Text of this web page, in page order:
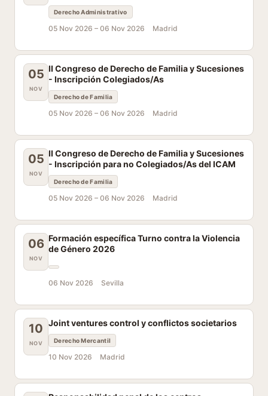
Derecho Administrativo
05 Nov 2026 – 06 Nov 2026 Madrid
05
NOV
II Congreso de Derecho de Familia y Sucesiones
- Inscripción Colegiados/As
Derecho de Familia
05 Nov 2026 – 06 Nov 2026 Madrid
05
NOV
II Congreso de Derecho de Familia y Sucesiones
- Inscripción para no Colegiados/As del ICAM
Derecho de Familia
05 Nov 2026 – 06 Nov 2026 Madrid
06
NOV
Formación específica Turno contra la Violencia
de Género 2026
06 Nov 2026 Sevilla
10
NOV
Joint ventures control y conflictos societarios
Derecho Mercantil
10 Nov 2026 Madrid